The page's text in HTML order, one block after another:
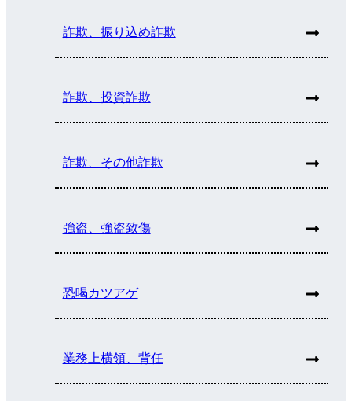
詐欺、振り込め詐欺
詐欺、投資詐欺
詐欺、その他詐欺
強盗、強盗致傷
恐喝カツアゲ
業務上横領、背任